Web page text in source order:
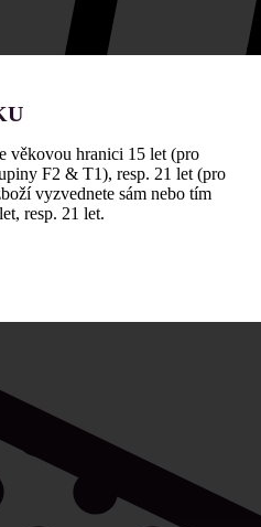
věkovou hranici 15 let (pro
F2 & T1), resp. 21 let (pro
vyzvednete sám nebo tím
resp. 21 let.